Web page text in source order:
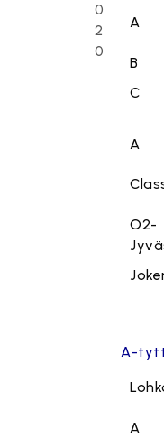
0
2
0
A
B
C
A
O2-
A-
A